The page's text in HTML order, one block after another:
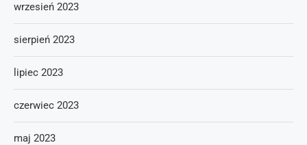
wrzesień 2023
sierpień 2023
lipiec 2023
czerwiec 2023
maj 2023